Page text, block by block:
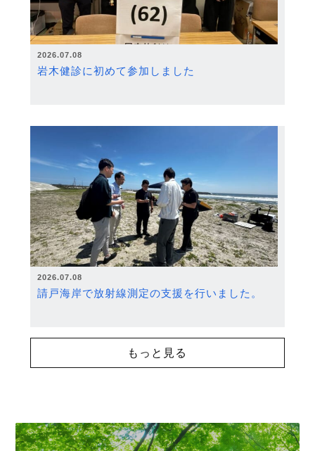
2026.07.08
岩木健診に初めて参加しました
2026.07.08
請戸海岸で放射線測定の支援を行いました。
もっと見る